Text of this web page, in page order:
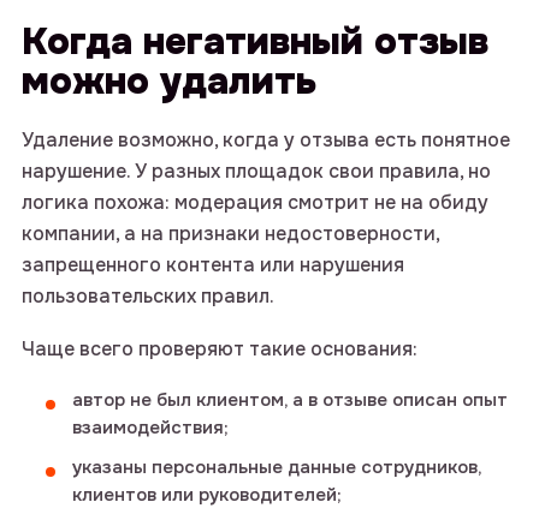
Когда негативный отзыв
можно удалить
Удаление возможно, когда у отзыва есть понятное
нарушение. У разных площадок свои правила, но
логика похожа: модерация смотрит не на обиду
компании, а на признаки недостоверности,
запрещенного контента или нарушения
пользовательских правил.
Чаще всего проверяют такие основания:
автор не был клиентом, а в отзыве описан опыт
взаимодействия;
указаны персональные данные сотрудников,
клиентов или руководителей;